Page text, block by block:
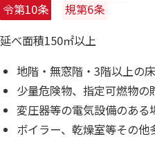
令第10条
規第6条
延べ面積150㎡以上
地階・無窓階・3階以上の
少量危険物、指定可燃物の
変圧器等の電気設備のある
ボイラー、乾燥室等その